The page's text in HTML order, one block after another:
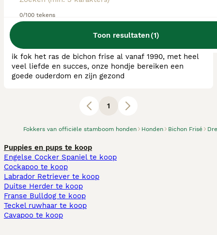
0/100 tekens
Toon resultaten(1)
Fokkers van officiële stamboom honden Honden Bichon Frisé
RvB Geregistreerde Kennel
Makkinga
ik fok het ras de bichon frise al vanaf 1990, met heel
veel liefde en succes, onze hondje bereiken een
goede ouderdom en zijn gezond
1
Puppies en pups te koop
Engelse Cocker Spaniel te koop
Cockapoo te koop
Labrador Retriever te koop
Duitse Herder te koop
Franse Bulldog te koop
Teckel ruwhaar te koop
Cavapoo te koop